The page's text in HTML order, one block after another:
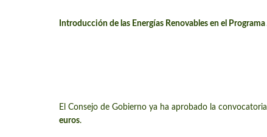
Introducción de las Energías Renovables en el
El Consejo de Gobierno ya ha aprobado la
euros.